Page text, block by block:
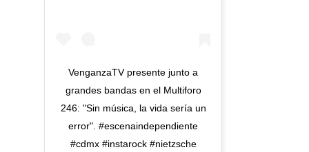
VenganzaTV presente junto a
grandes bandas en el Multiforo
246: "Sin música, la vida sería un
error". #escenaindependiente
#cdmx #instarock #nietzsche